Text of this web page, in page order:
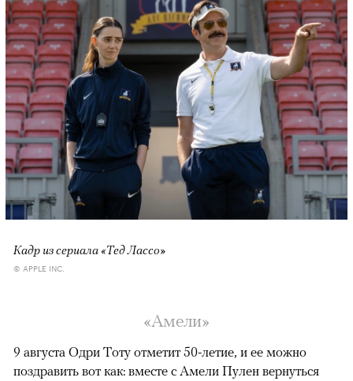
Кадр из сериала «Тед Лассо»
© APPLE INC.
«Амели»
9 августа Одри Тоту отметит 50-летие, и ее можно
поздравить вот как: вместе с Амели Пулен вернуться